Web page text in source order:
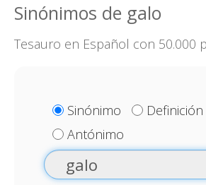
Sinónimos de galo
Tesauro en Español con 50.000
Sinónimo
Definición
Antónimo